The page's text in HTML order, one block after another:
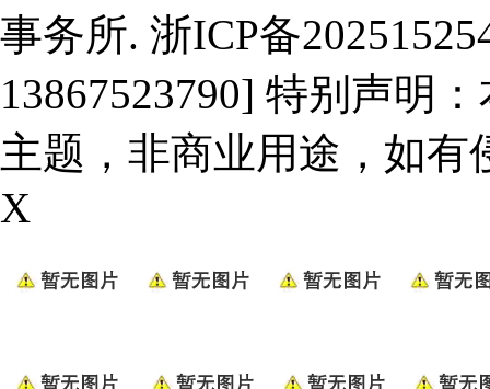
事务所. 浙ICP备
13867523790] 特别声明
主题，非商业用途，如有
X